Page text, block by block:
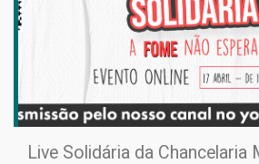
Live Solidária da Chancelaria